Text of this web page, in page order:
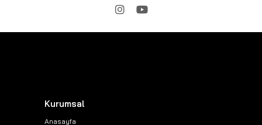
Kurumsal
Anasayfa